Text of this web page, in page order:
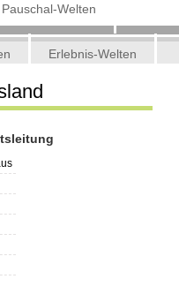
Pauschal-Welten
Erlebnis-Welten